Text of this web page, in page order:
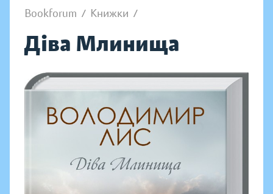
Bookforum / Книжки /
Діва Млинища